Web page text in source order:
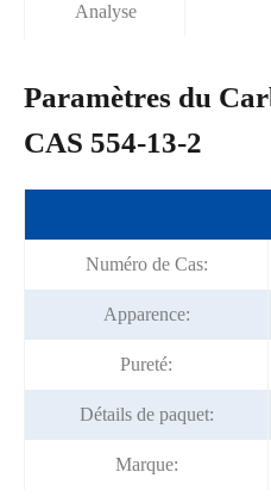
Analyse
Paramètres du
CAS 554-13-2
Numéro de Cas:
Apparence:
Pureté:
Détails de paquet:
Marque: